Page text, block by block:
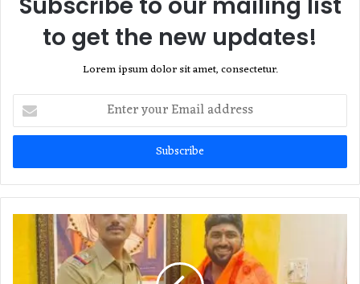
to get the new updates!
Lorem ipsum dolor sit amet, consectetur.
Enter
your
Email